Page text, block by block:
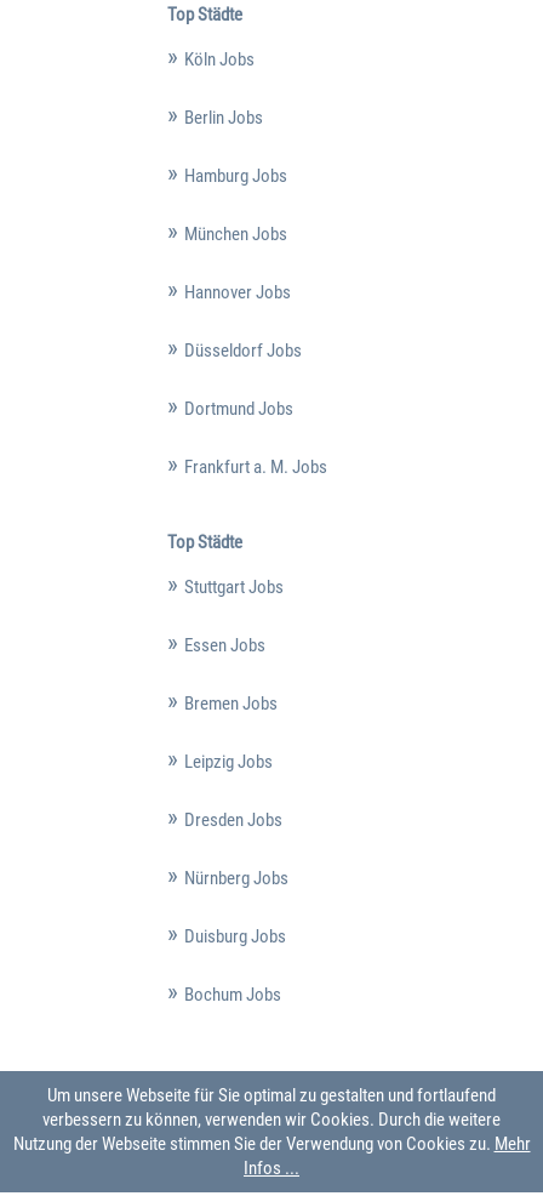
Top Städte
Köln Jobs
Berlin Jobs
Hamburg Jobs
München Jobs
Hannover Jobs
Düsseldorf Jobs
Dortmund Jobs
Frankfurt a. M. Jobs
Top Städte
Stuttgart Jobs
Essen Jobs
Bremen Jobs
Leipzig Jobs
Dresden Jobs
Nürnberg Jobs
Duisburg Jobs
Bochum Jobs
Um unsere Webseite für Sie optimal zu gestalten und fortlaufend
verbessern zu können, verwenden wir Cookies. Durch die weitere
Nutzung der Webseite stimmen Sie der Verwendung von Cookies zu. Mehr
Infos ...